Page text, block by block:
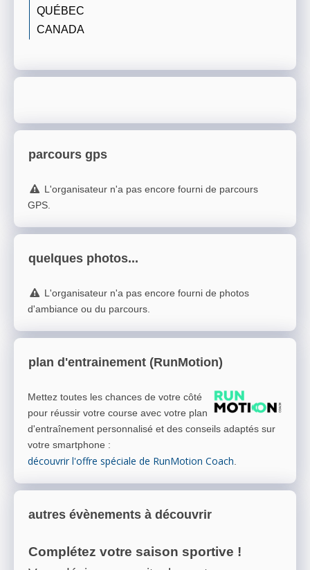
QUÉBEC
CANADA
parcours gps
L'organisateur n'a pas encore fourni de parcours
GPS.
quelques photos...
L'organisateur n'a pas encore fourni de photos
d'ambiance ou du parcours.
plan d'entrainement (RunMotion)
Mettez toutes les chances de votre côté
pour réussir votre course avec votre plan
d'entraînement personnalisé et des conseils adaptés sur
votre smartphone :
découvrir l'offre spéciale de RunMotion Coach.
autres évènements à découvrir
Complétez votre saison sportive !